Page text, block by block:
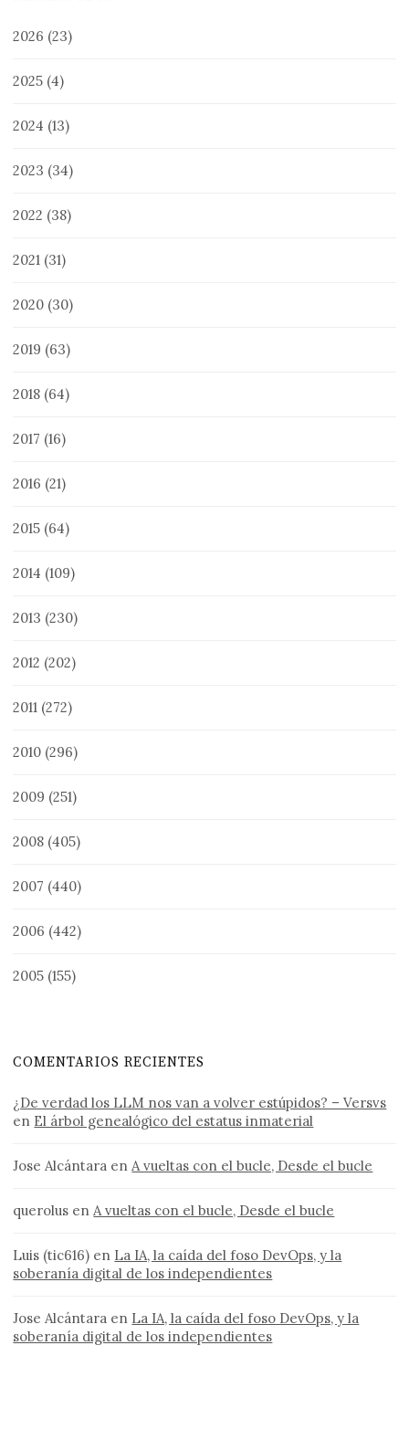
2026 (23)
2025 (4)
2024 (13)
2023 (34)
2022 (38)
2021 (31)
2020 (30)
2019 (63)
2018 (64)
2017 (16)
2016 (21)
2015 (64)
2014 (109)
2013 (230)
2012 (202)
2011 (272)
2010 (296)
2009 (251)
2008 (405)
2007 (440)
2006 (442)
2005 (155)
COMENTARIOS RECIENTES
¿De verdad los LLM nos van a volver estúpidos? – Versvs
en El árbol genealógico del estatus inmaterial
Jose Alcántara en A vueltas con el bucle, Desde el bucle
querolus en A vueltas con el bucle, Desde el bucle
Luis (tic616) en La IA, la caída del foso DevOps, y la
soberanía digital de los independientes
Jose Alcántara en La IA, la caída del foso DevOps, y la
soberanía digital de los independientes